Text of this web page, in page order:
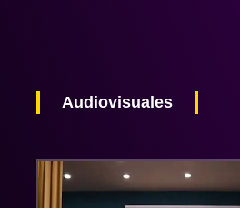
Audiovisuales